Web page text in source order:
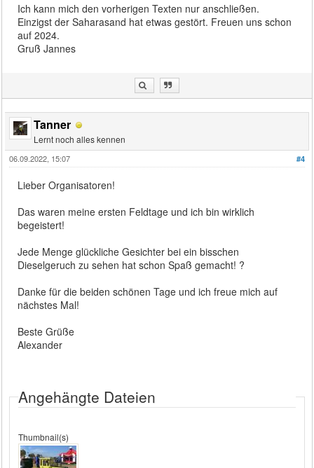
Ich kann mich den vorherigen Texten nur anschließen.
Einzigst der Saharasand hat etwas gestört. Freuen uns schon
auf 2024.
Gruß Jannes
Tanner
Lernt noch alles kennen
#4
06.09.2022, 15:07
Lieber Organisatoren!
Das waren meine ersten Feldtage und ich bin wirklich
begeistert!
Jede Menge glückliche Gesichter bei ein bisschen
Dieselgeruch zu sehen hat schon Spaß gemacht! ?
Danke für die beiden schönen Tage und ich freue mich auf
nächstes Mal!
Beste Grüße
Alexander
Angehängte Dateien
Thumbnail(s)